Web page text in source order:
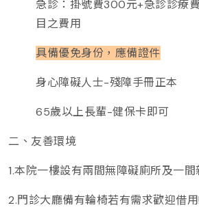
急診：掛號費300元+急診診療
目之費用
具備優免身份，應備證件
身心障礙人士-殘障手冊正本
65歲以上長輩-健保卡即可
二、友善環境
1.本院一樓設有兩間無障礙廁所及一間
2.門診大廳備有輪椅若有需求歡迎借用!